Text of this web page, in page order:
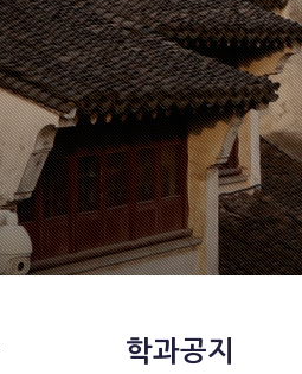
학과공지